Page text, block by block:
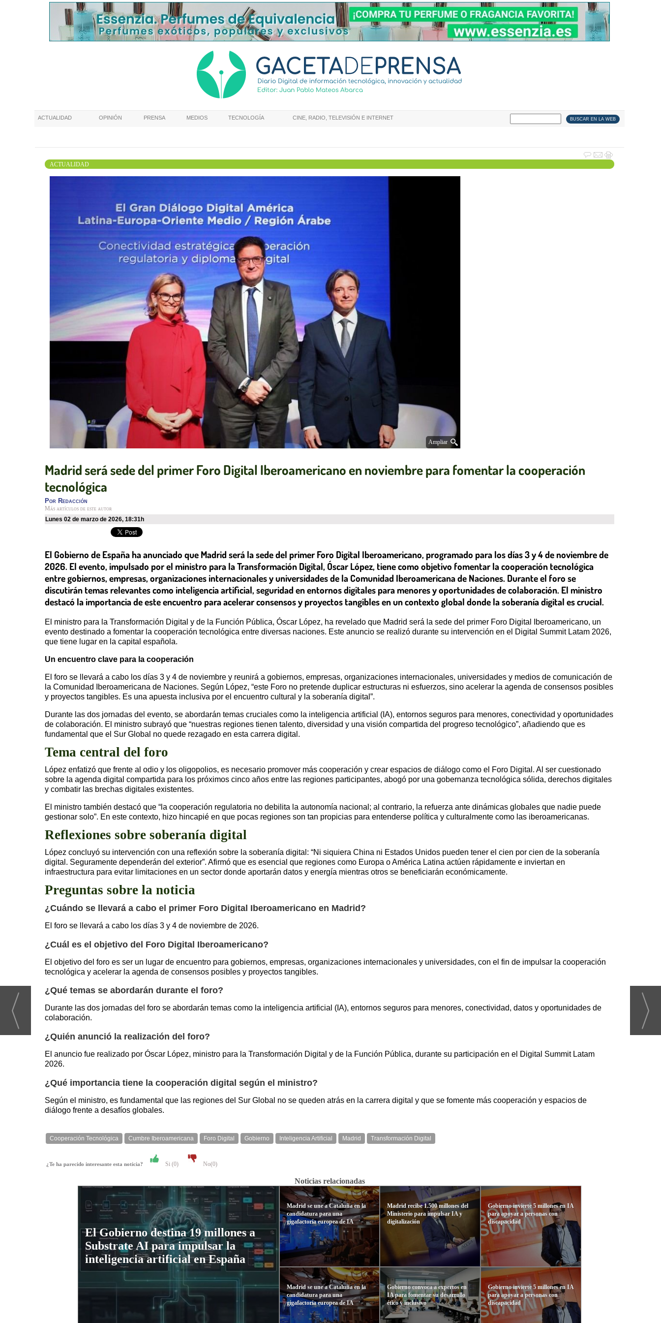
ACTUALIDAD OPINIÓN PRENSA MEDIOS TECNOLOGÍA CINE, RADIO, TELEVISIÓN E INTERNET
ACTUALIDAD
Ampliar
Madrid será sede del primer Foro Digital Iberoamericano en noviembre para fomentar la cooperación
tecnológica
Por Redacción
Más artículos de este autor
lunes 02 de marzo de 2026, 18:31h
El Gobierno de España ha anunciado que Madrid será la sede del primer Foro Digital Iberoamericano, programado para los días 3 y 4 de noviembre de
2026. El evento, impulsado por el ministro para la Transformación Digital, Óscar López, tiene como objetivo fomentar la cooperación tecnológica
entre gobiernos, empresas, organizaciones internacionales y universidades de la Comunidad Iberoamericana de Naciones. Durante el foro se
discutirán temas relevantes como inteligencia artificial, seguridad en entornos digitales para menores y oportunidades de colaboración. El ministro
destacó la importancia de este encuentro para acelerar consensos y proyectos tangibles en un contexto global donde la soberanía digital es crucial.
El ministro para la Transformación Digital y de la Función Pública, Óscar López, ha revelado que Madrid será la sede del primer Foro Digital Iberoamericano, un
evento destinado a fomentar la cooperación tecnológica entre diversas naciones. Este anuncio se realizó durante su intervención en el Digital Summit Latam 2026,
que tiene lugar en la capital española.
Un encuentro clave para la cooperación
El foro se llevará a cabo los días 3 y 4 de noviembre y reunirá a gobiernos, empresas, organizaciones internacionales, universidades y medios de comunicación de
la Comunidad Iberoamericana de Naciones. Según López, “este Foro no pretende duplicar estructuras ni esfuerzos, sino acelerar la agenda de consensos posibles
y proyectos tangibles. Es una apuesta inclusiva por el encuentro cultural y la soberanía digital”.
Durante las dos jornadas del evento, se abordarán temas cruciales como la inteligencia artificial (IA), entornos seguros para menores, conectividad y oportunidades
de colaboración. El ministro subrayó que “nuestras regiones tienen talento, diversidad y una visión compartida del progreso tecnológico”, añadiendo que es
fundamental que el Sur Global no quede rezagado en esta carrera digital.
Tema central del foro
López enfatizó que frente al odio y los oligopolios, es necesario promover más cooperación y crear espacios de diálogo como el Foro Digital. Al ser cuestionado
sobre la agenda digital compartida para los próximos cinco años entre las regiones participantes, abogó por una gobernanza tecnológica sólida, derechos digitales
y combatir las brechas digitales existentes.
El ministro también destacó que “la cooperación regulatoria no debilita la autonomía nacional; al contrario, la refuerza ante dinámicas globales que nadie puede
gestionar solo”. En este contexto, hizo hincapié en que pocas regiones son tan propicias para entenderse política y culturalmente como las iberoamericanas.
Reflexiones sobre soberanía digital
López concluyó su intervención con una reflexión sobre la soberanía digital: “Ni siquiera China ni Estados Unidos pueden tener el cien por cien de la soberanía
digital. Seguramente dependerán del exterior”. Afirmó que es esencial que regiones como Europa o América Latina actúen rápidamente e inviertan en
infraestructura para evitar limitaciones en un sector donde aportarán datos y energía mientras otros se beneficiarán económicamente.
Preguntas sobre la noticia
¿Cuándo se llevará a cabo el primer Foro Digital Iberoamericano en Madrid?
El foro se llevará a cabo los días 3 y 4 de noviembre de 2026.
¿Cuál es el objetivo del Foro Digital Iberoamericano?
El objetivo del foro es ser un lugar de encuentro para gobiernos, empresas, organizaciones internacionales y universidades, con el fin de impulsar la cooperación
tecnológica y acelerar la agenda de consensos posibles y proyectos tangibles.
¿Qué temas se abordarán durante el foro?
Durante las dos jornadas del foro se abordarán temas como la inteligencia artificial (IA), entornos seguros para menores, conectividad, datos y oportunidades de
colaboración.
¿Quién anunció la realización del foro?
El anuncio fue realizado por Óscar López, ministro para la Transformación Digital y de la Función Pública, durante su participación en el Digital Summit Latam
2026.
¿Qué importancia tiene la cooperación digital según el ministro?
Según el ministro, es fundamental que las regiones del Sur Global no se queden atrás en la carrera digital y que se fomente más cooperación y espacios de
diálogo frente a desafíos globales.
Cooperación Tecnológica Cumbre Iberoamericana Foro Digital Gobierno Inteligencia Artificial Madrid Transformación Digital
¿Te ha parecido interesante esta noticia? Si (0) No(0)
Noticias relacionadas
El Gobierno destina 19 millones a
Substrate AI para impulsar la
inteligencia artificial en España
Madrid se une a Cataluña en la
candidatura para una
gigafactoría europea de IA
Madrid se une a Cataluña en la
candidatura para una
gigafactoría europea de IA
Madrid recibe 1.500 millones del
Ministerio para impulsar IA y
digitalización
Gobierno convoca a expertos en
IA para fomentar su desarrollo
ético y inclusivo
Gobierno invierte 5 millones en IA
para apoyar a personas con
discapacidad
Gobierno invierte 5 millones en IA
para apoyar a personas con
discapacidad